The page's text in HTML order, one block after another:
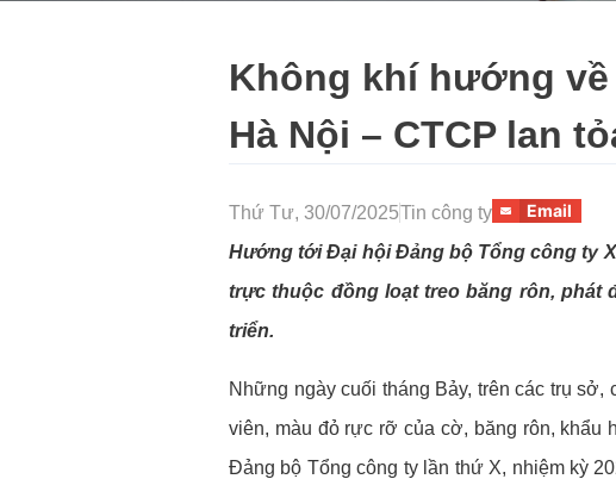
Không khí hướng
Hà Nội – CTCP lan
Thứ Tư, 30/07/2025Tin công ty Email
Hướng tới Đại hội Đảng bộ Tổng công ty
trực thuộc đồng loạt treo băng rôn, phát
triển.
Những ngày cuối tháng Bảy, trên các trụ
viên, màu đỏ rực rỡ của cờ, băng rôn, khẩu
Đảng bộ Tổng công ty lần thứ X, nhiệm kỳ